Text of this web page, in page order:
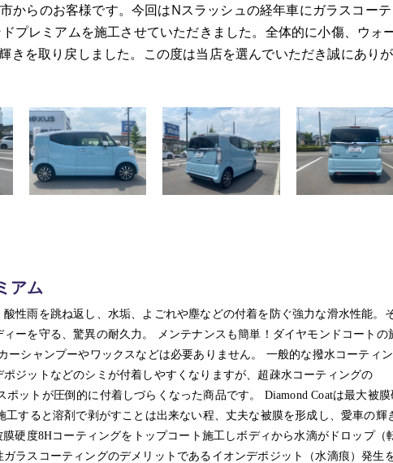
からのお客様です。今回はNスラッシュの経年車にガラスコーテ
プレミアムを施工させていただきました。全体的に小傷、ウォ
きを取り戻しました。この度は当店を選んでいただき誠にあり
アム
性雨を跳ね返し、水垢、よごれや塵などの付着を防ぐ強力な滑水性能。
ーを守る、驚異の耐久力。 メンテナンスも簡単！ダイヤモンドコートの
ーシャンプーやワックスなどは必要ありません。 一般的な撥水コーティ
ジットなどのシミが付着しやすくなりますが、超疎水コーティングの
ットが圧倒的に付着しづらくなった商品です。 Diamond Coatは最大被膜
すると溶剤で剥がすことは出来ない程、丈夫な被膜を形成し、愛車の輝
硬度8Hコーティングをトップコート施工しボディから水滴がドロップ（
ラスコーティングのデメリットであるイオンデポジット（水滴痕）発生